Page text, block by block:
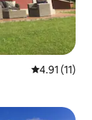
Ukadiriaji wa
4.91 (11)